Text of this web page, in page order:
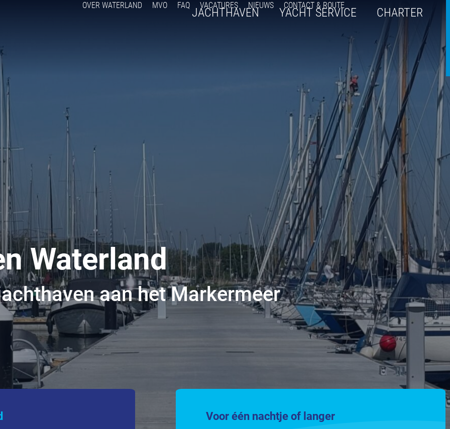
OVER WATERLAND MVO FAQ VACATURES NIEUWS CONTACT & ROUTE
JACHTHAVEN YACHT SERVICE CHARTER
Waterland
aan het Markermeer
Voor één nachtje of langer